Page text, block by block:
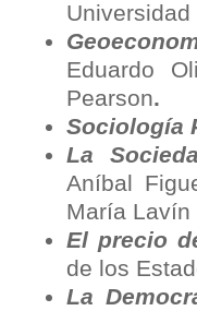
Universidad
Eduardo
Pearson.
Sociología
La
Aníbal
María Lavín
El precio
de los
La